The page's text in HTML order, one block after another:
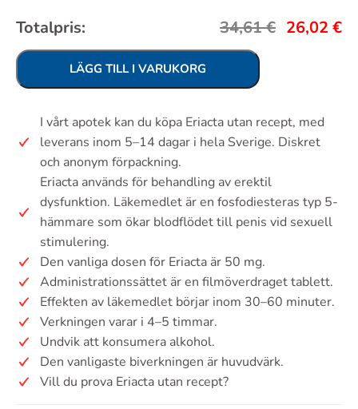
Totalpris: 34,61€ 26,02 €
LÄGG TILL I VARUKORG
I vårt apotek kan du köpa Eriacta utan recept, med
leverans inom 5–14 dagar i hela Sverige. Diskret
och anonym förpackning.
Eriacta används för behandling av erektil
dysfunktion. Läkemedlet är en fosfodiesteras typ 5-
hämmare som ökar blodflödet till penis vid sexuell
stimulering.
Den vanliga dosen för Eriacta är 50 mg.
Administrationssättet är en filmöverdraget tablett.
Effekten av läkemedlet börjar inom 30–60 minuter.
Verkningen varar i 4–5 timmar.
Undvik att konsumera alkohol.
Den vanligaste biverkningen är huvudvärk.
Vill du prova Eriacta utan recept?